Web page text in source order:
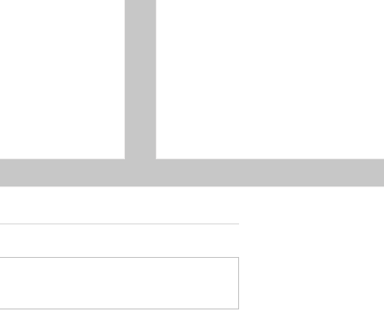
Turu
Çanakkale Tur Rehberleri
Çanakkale Tur Rehberleri ve Alan
bilgilendir